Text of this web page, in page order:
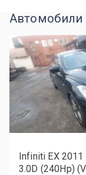
Автомобили
Infiniti EX 2011
3.0D (240Hp)